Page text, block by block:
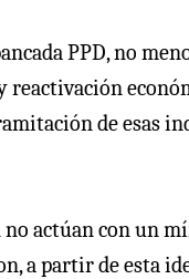
PPD, no
de esas
actúan con un
a partir de esta